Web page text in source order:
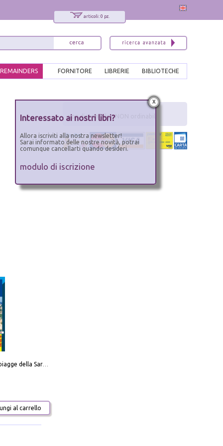
articoli: 0 pz.
BIBLIOTECHE
LIBRERIE
FORNITORE
REMAINDERS
Carta delle spiagge della Sardegna. Con custodia
al carrello
non disponibile - NON ordinabile
x
Interessato ai nostri libri?
Allora iscriviti alla nostra newsletter!
Sarai informato delle nostre novità, potrai
comunque cancellarti quando desideri.
modulo di iscrizione